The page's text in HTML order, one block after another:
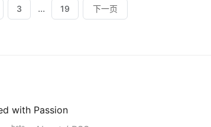
3 ... 19 下一页
with Passion